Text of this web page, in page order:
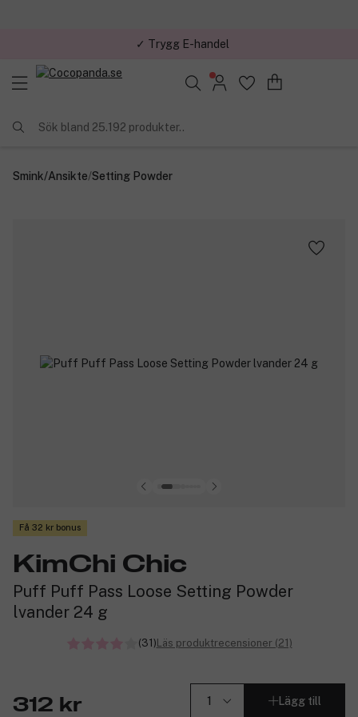
✓ Trygg E-handel
✓ Över 1,5 miljon kunder – Trustpilot 4,7 av 5
Sök bland 25.192 produkter..
Smink/Ansikte/Setting Powder
Få 32 kr bonus
KimChi Chic
Puff Puff Pass Loose Setting Powder
lvander 24 g
(31)Läs produktrecensioner (21)
312 kr Lägg till